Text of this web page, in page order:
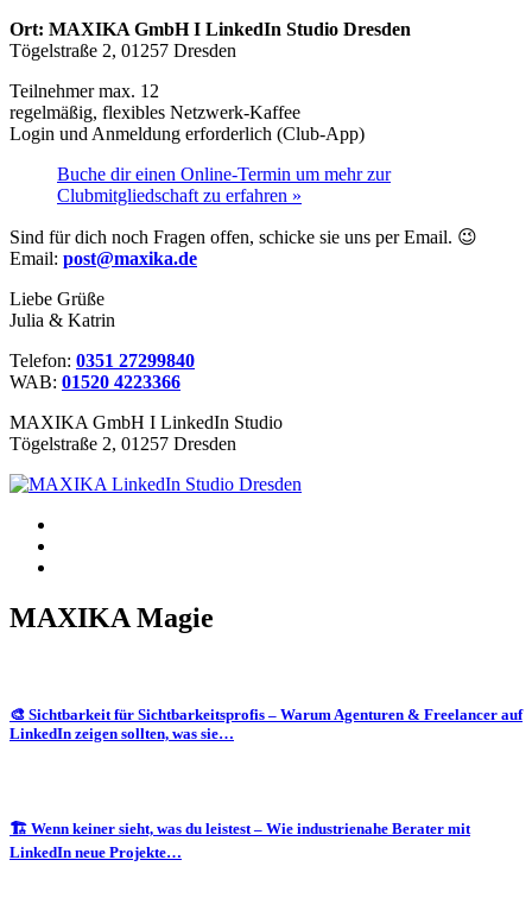
Ort: MAXIKA GmbH I LinkedIn Studio Dresden
Tögelstraße 2, 01257 Dresden
Teilnehmer max. 12
regelmäßig, flexibles Netzwerk-Kaffee
Login und Anmeldung erforderlich (Club-App)
Buche dir einen Online-Termin um mehr zur
Clubmitgliedschaft zu erfahren »
Sind für dich noch Fragen offen, schicke sie uns per Email. 😉
Email: post@maxika.de
Liebe Grüße
Julia & Katrin
Telefon: 0351 27299840
WAB: 01520 4223366
MAXIKA GmbH I LinkedIn Studio
Tögelstraße 2, 01257 Dresden
MAXIKA Magie
🎨 Sichtbarkeit für Sichtbarkeitsprofis – Warum Agenturen & Freelancer auf
LinkedIn zeigen sollten, was sie…
🏗️ Wenn keiner sieht, was du leistest – Wie industrienahe Berater mit
LinkedIn neue Projekte…